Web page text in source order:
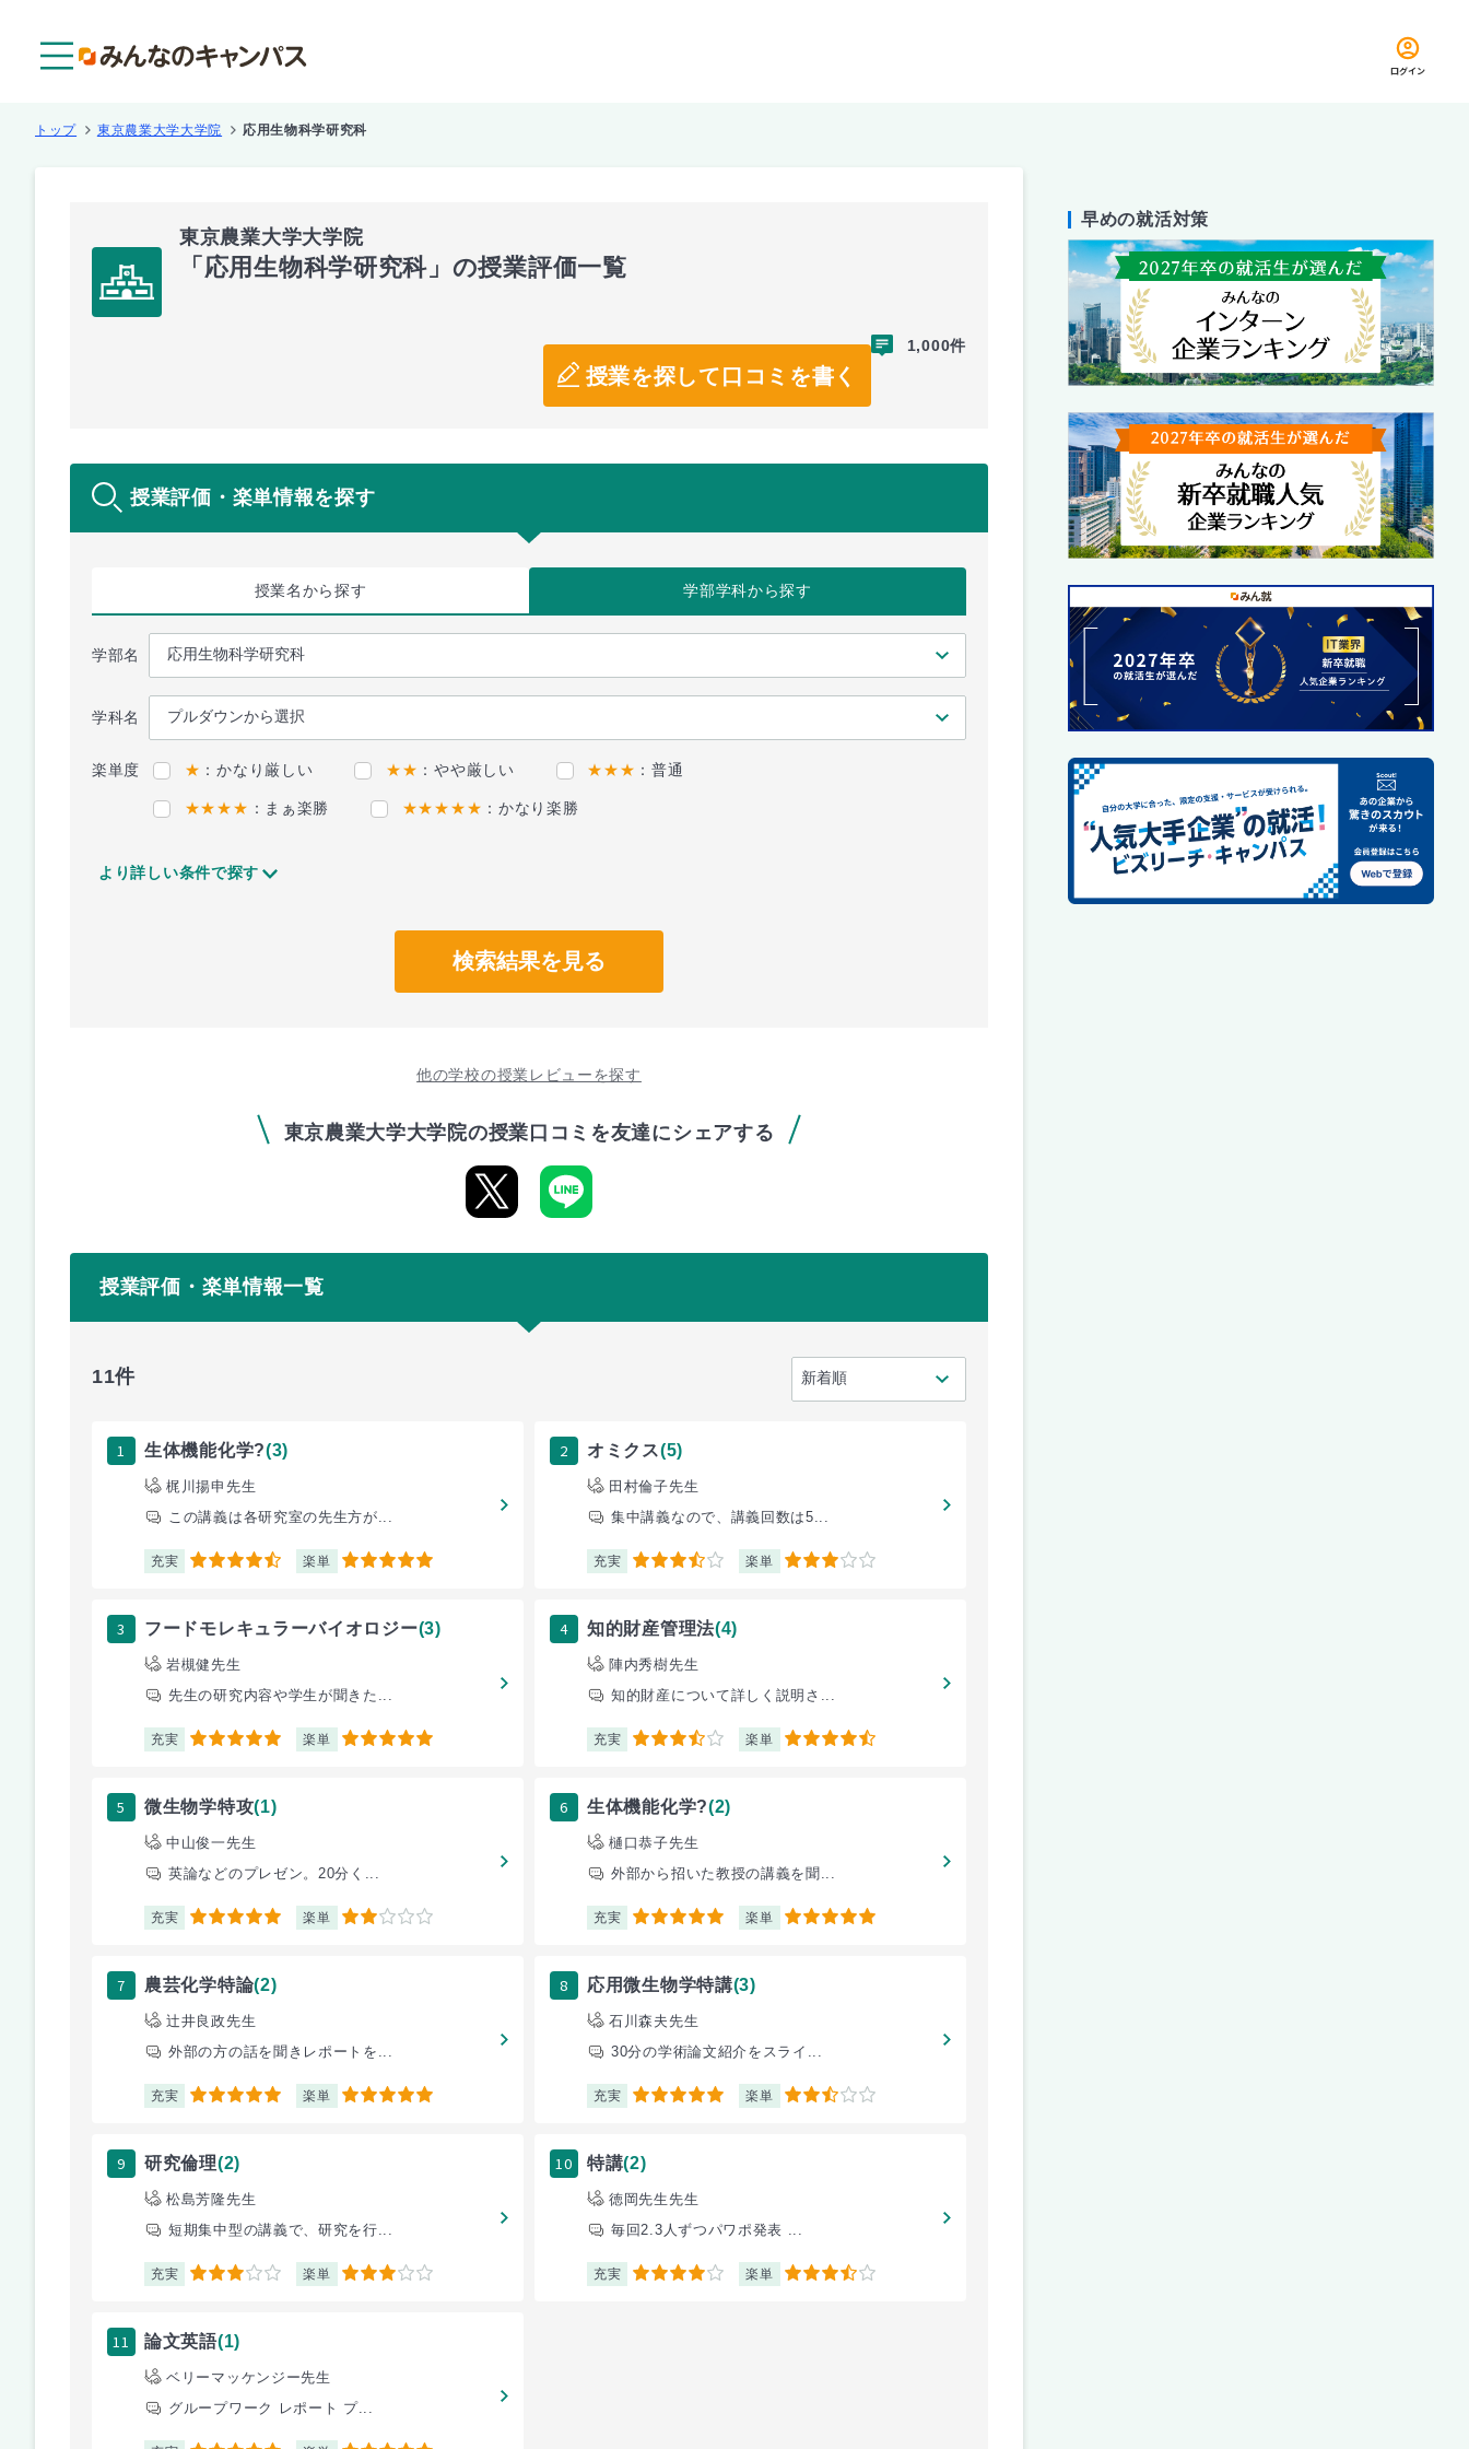
ログイン
トップ 東京農業大学大学院 応用生物科学研究科
東京農業大学大学院
「応用生物科学研究科」の授業評価一覧
授業を探して口コミを書く
1,000件
授業評価・楽単情報を探す
授業名から探す 学部学科から探す
学部名
学科名
楽単度 ★ ：かなり厳しい ★★ ：やや厳しい ★★★ ：普通
★★★★ ：まぁ楽勝 ★★★★★ ：かなり楽勝
より詳しい条件で探す
検索結果を見る
他の学校の授業レビューを探す
東京農業大学大学院の授業口コミを友達にシェアする
授業評価・楽単情報一覧
11件
1 生体機能化学?(3)
梶川揚申先生
この講義は各研究室の先生方が...
充実 4.5 楽単 5
2 オミクス(5)
田村倫子先生
集中講義なので、講義回数は5...
充実 3.5 楽単 3
3 フードモレキュラーバイオロジー(3)
岩槻健先生
先生の研究内容や学生が聞きた...
充実 5 楽単 5
4 知的財産管理法(4)
陣内秀樹先生
知的財産について詳しく説明さ...
充実 3.5 楽単 4.5
5 微生物学特攻(1)
中山俊一先生
英論などのプレゼン。20分く...
充実 5 楽単 2
6 生体機能化学?(2)
樋口恭子先生
外部から招いた教授の講義を聞...
充実 5 楽単 5
7 農芸化学特論(2)
辻井良政先生
外部の方の話を聞きレポートを...
充実 5 楽単 5
8 応用微生物学特講(3)
石川森夫先生
30分の学術論文紹介をスライ...
充実 5 楽単 2.5
9 研究倫理(2)
松島芳隆先生
短期集中型の講義で、研究を行...
充実 3 楽単 3
10 特講(2)
徳岡先生先生
毎回2.3人ずつパワポ発表 ...
充実 4 楽単 3.5
11 論文英語(1)
ベリーマッケンジー先生
グループワーク レポート プ...
早めの就活対策